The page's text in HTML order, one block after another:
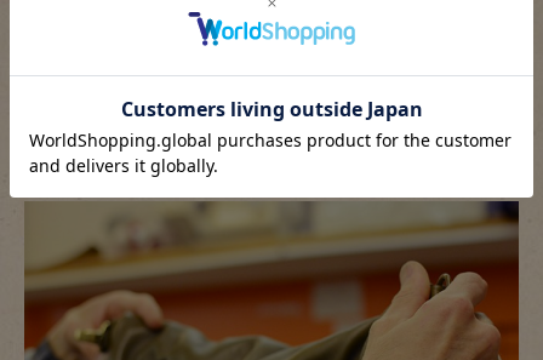
口をくるくるっと巻き、金具で引っ掛けるタイプに、